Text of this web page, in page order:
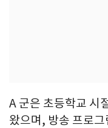
A 군은 초등학교 시
왔으며, 방송 프로